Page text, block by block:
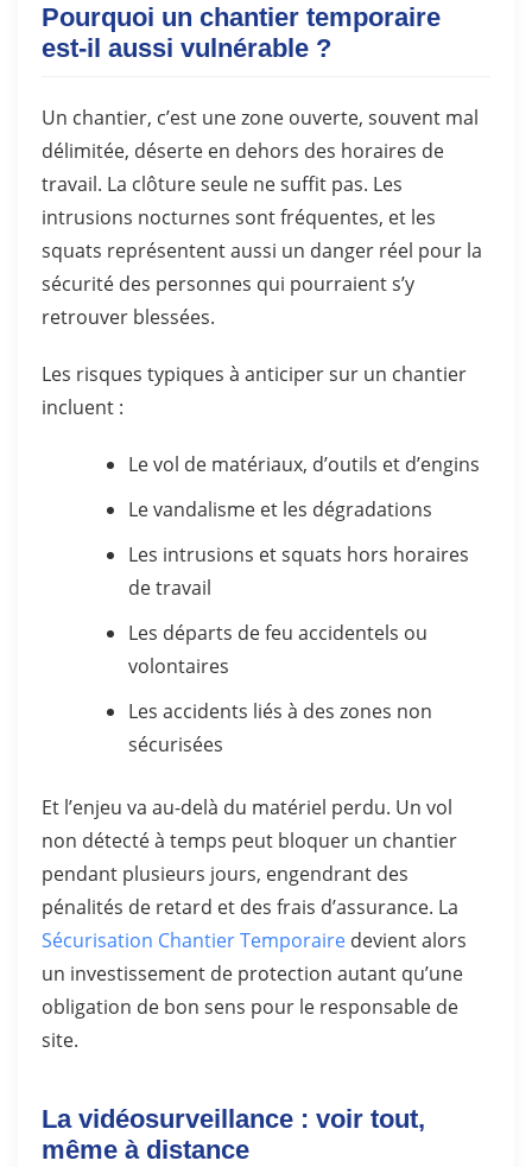
Pourquoi un chantier temporaire
est-il aussi vulnérable ?
Un chantier, c’est une zone ouverte, souvent mal
délimitée, déserte en dehors des horaires de
travail. La clôture seule ne suffit pas. Les
intrusions nocturnes sont fréquentes, et les
squats représentent aussi un danger réel pour la
sécurité des personnes qui pourraient s’y
retrouver blessées.
Les risques typiques à anticiper sur un chantier
incluent :
Le vol de matériaux, d’outils et d’engins
Le vandalisme et les dégradations
Les intrusions et squats hors horaires
de travail
Les départs de feu accidentels ou
volontaires
Les accidents liés à des zones non
sécurisées
Et l’enjeu va au-delà du matériel perdu. Un vol
non détecté à temps peut bloquer un chantier
pendant plusieurs jours, engendrant des
pénalités de retard et des frais d’assurance. La
Sécurisation Chantier Temporaire devient alors
un investissement de protection autant qu’une
obligation de bon sens pour le responsable de
site.
La vidéosurveillance : voir tout,
même à distance